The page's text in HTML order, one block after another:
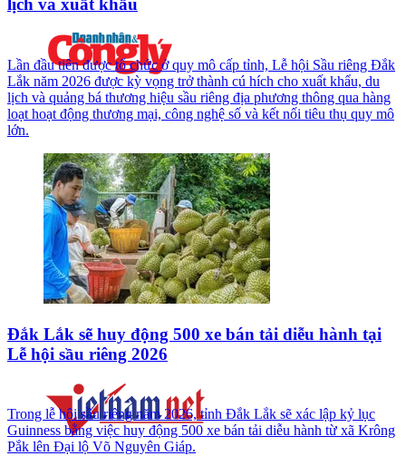
lịch và xuất khẩu
Lần đầu tiên được tổ chức ở quy mô cấp tỉnh, Lễ hội Sầu riêng Đắk
Lắk năm 2026 được kỳ vọng trở thành cú hích cho xuất khẩu, du
lịch và quảng bá thương hiệu sầu riêng địa phương thông qua hàng
loạt hoạt động thương mại, công nghệ số và kết nối tiêu thụ quy mô
lớn.
Đắk Lắk sẽ huy động 500 xe bán tải diễu hành tại
Lễ hội sầu riêng 2026
Trong lễ hội sầu riêng năm 2026, tỉnh Đắk Lắk sẽ xác lập kỷ lục
Guinness bằng việc huy động 500 xe bán tải diễu hành từ xã Krông
Pắk lên Đại lộ Võ Nguyên Giáp.